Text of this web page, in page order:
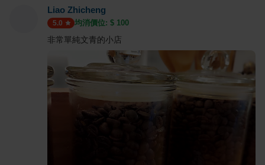
Liao Zhicheng
5.0 均消價位: $ 100
非常單純文青的小店